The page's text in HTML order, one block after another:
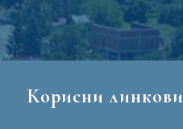
Корисни линкови